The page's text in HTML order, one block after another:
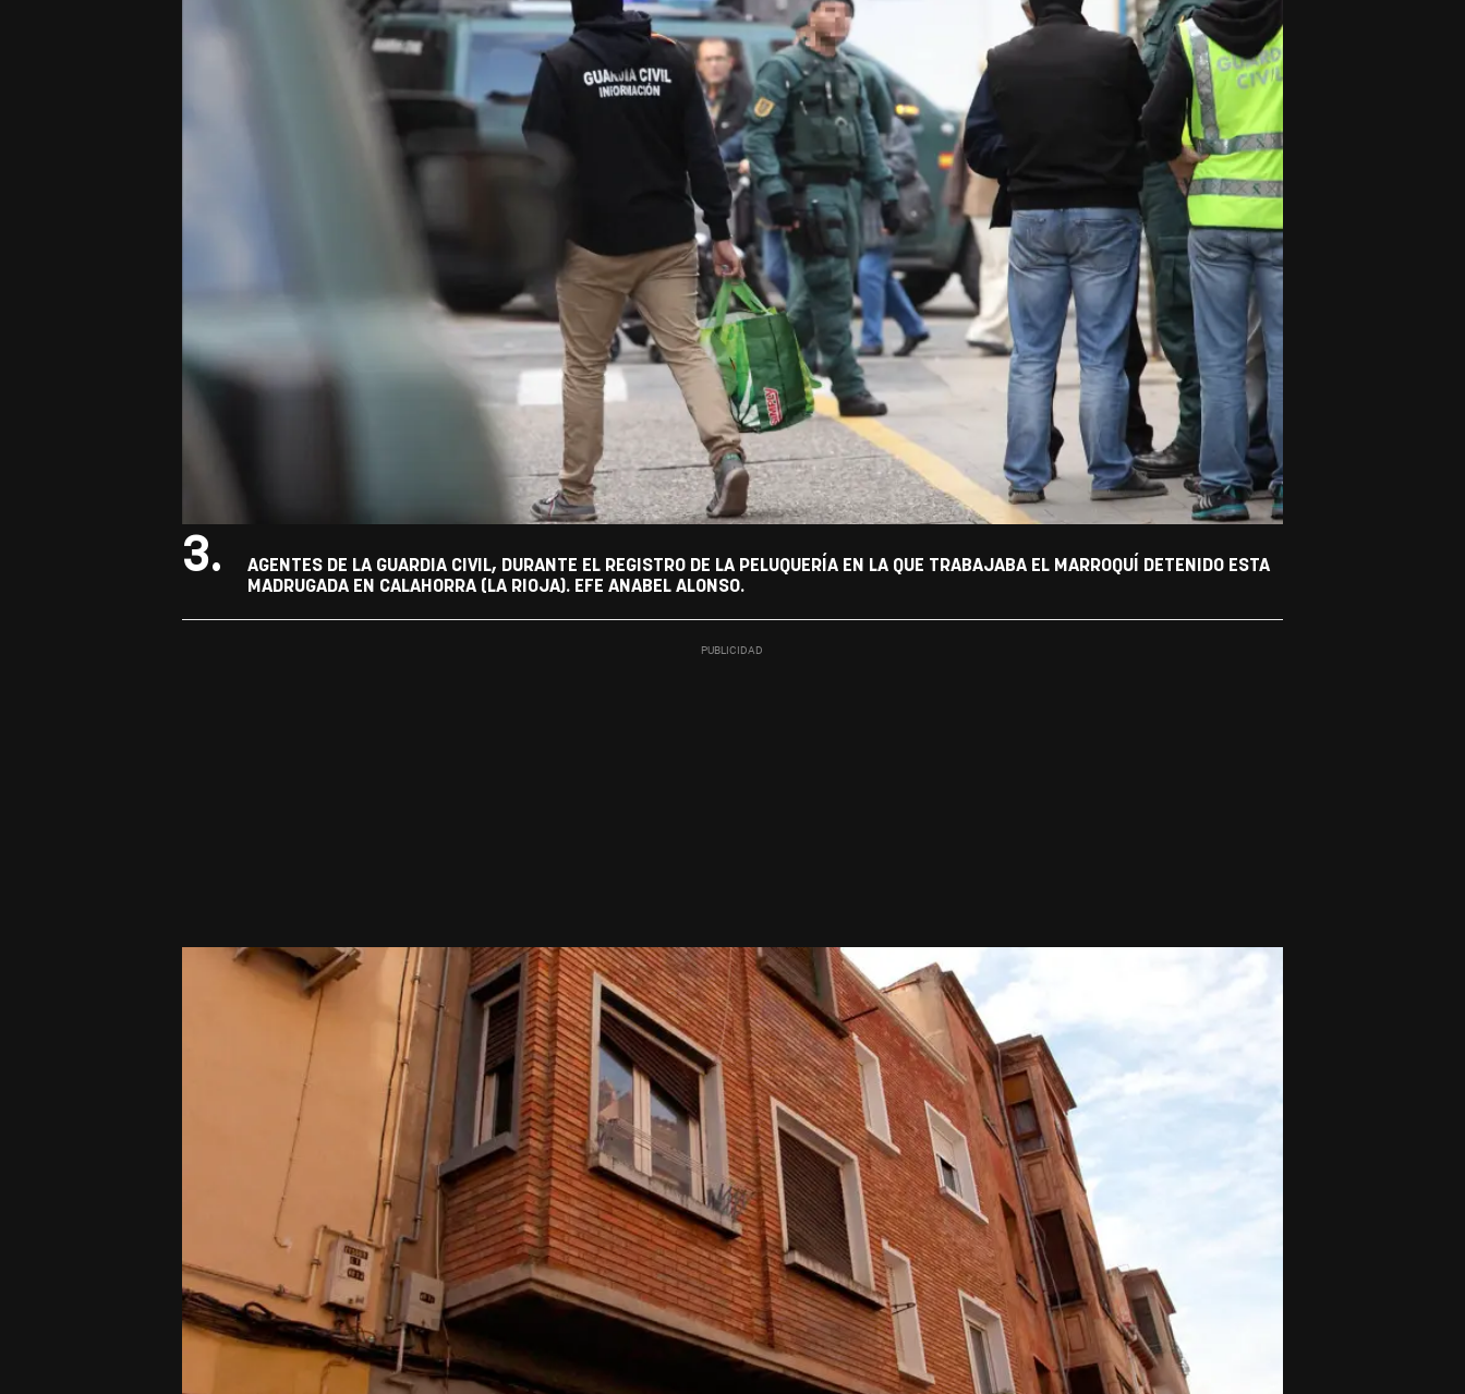
3.
AGENTES DE LA GUARDIA CIVIL, DURANTE EL REGISTRO DE LA PELUQUERÍA EN LA QUE TRABAJABA EL MARROQUÍ DETENIDO ESTA
MADRUGADA EN CALAHORRA (LA RIOJA). EFE ANABEL ALONSO.